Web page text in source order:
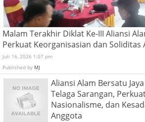
Malam Terakhir Diklat Ke-III Aliansi
Perkuat Keorganisasian dan Soliditas
Juli 16, 2026 1:07 pm
Published by MJ
Aliansi Alam Bersatu
Telaga Sarangan,
Nasionalisme, dan
Anggota